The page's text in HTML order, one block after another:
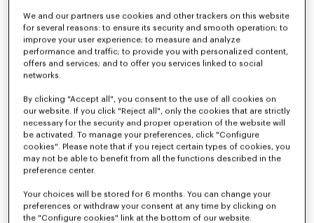
Chemise à manches courtes 'KENZO Tulip' en popeline de coton
CHF 335.00
Pantalon élastiqué en laine vierge
CHF 439.00
We and our partners use cookies and other trackers on this website
for several reasons: to ensure its security and smooth operation; to
improve your user experience; to measure and analyze
performance and traffic; to provide you with personalized content,
offers and services; and to offer you services linked to social
networks.
By clicking "Accept all", you consent to the use of all cookies on
our website. If you click "Reject all", only the cookies that are strictly
necessary for the security and proper operation of the website will
be activated. To manage your preferences, click "Configure
cookies". Please note that if you reject certain types of cookies, you
may not be able to benefit from all the functions described in the
preference center.
Your choices will be stored for 6 months. You can change your
preferences or withdraw your consent at any time by clicking on
the "Configure cookies" link at the bottom of our website.